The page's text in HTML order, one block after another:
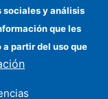
sociales y análisis
que les
partir del uso que